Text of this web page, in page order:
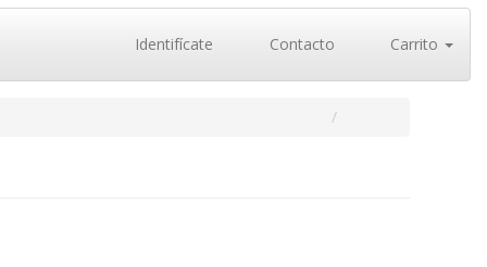
Identifícate Contacto Carrito